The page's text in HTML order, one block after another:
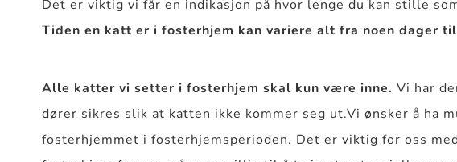
Det er viktig vi får en indikasjon på hvor lenge du kan stille
Tiden en katt er i fosterhjem kan variere alt fra noen dager
Alle katter vi setter i fosterhjem skal kun være inne. Vi har
dører sikres slik at katten ikke kommer seg ut.Vi ønsker å ha
fosterhjemmet i fosterhjemsperioden. Det er viktig for oss